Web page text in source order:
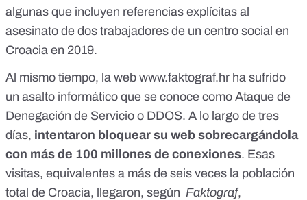
algunas que incluyen referencias explícitas al
asesinato de dos trabajadores de un centro social en
Croacia en 2019.
Al mismo tiempo, la web www.faktograf.hr ha sufrido
un asalto informático que se conoce como Ataque de
Denegación de Servicio o DDOS. A lo largo de tres
días, intentaron bloquear su web sobrecargándola
con más de 100 millones de conexiones. Esas
visitas, equivalentes a más de seis veces la población
total de Croacia, llegaron, según Faktograf,